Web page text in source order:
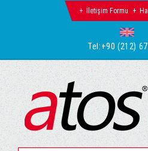
Tel:+90 (212)
İletişim Formu